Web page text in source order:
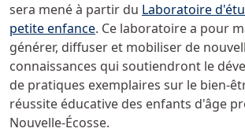
sera mené à partir du Laboratoire
petite enfance. Ce laboratoire a pour
générer, diffuser et mobiliser de
connaissances qui soutiendront le
de pratiques exemplaires sur le bien-
réussite éducative des enfants d'âge
Nouvelle-Écosse.